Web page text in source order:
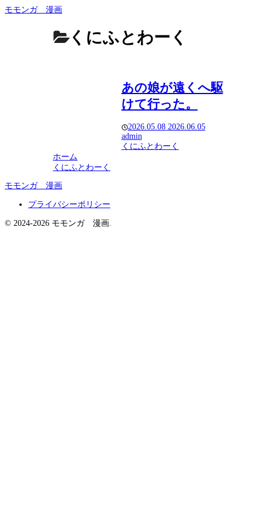
モモンガ 漫画
くにふとわーく
あの娘が遠くへ駆
けて行った。
2026.05.08 2026.06.05
admin
くにふとわーく
ホーム
くにふとわーく
モモンガ 漫画
プライバシーポリシー
© 2024-2026 モモンガ 漫画.